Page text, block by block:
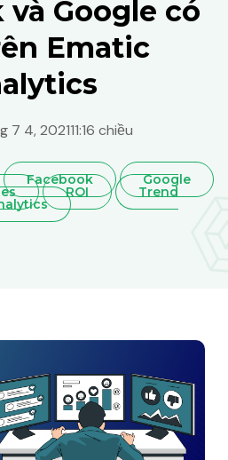
và Google có
Ematic
7 4, 202111:16 chiều
Facebook Google
ROI Trend